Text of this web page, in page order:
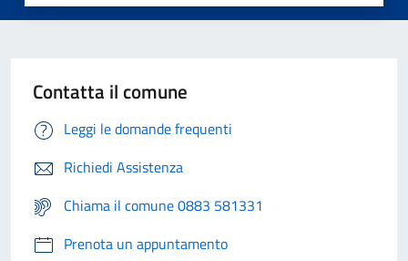
Contatta il comune
Leggi le domande frequenti
Richiedi Assistenza
Chiama il comune 0883 581331
Prenota un appuntamento